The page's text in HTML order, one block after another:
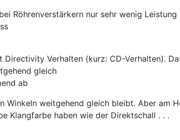
Röhrenverstärkern nur sehr wenig
Directivity Verhalten (kurz: CD-Verhalten).
gleich
ab
Winkeln weitgehend gleich bleibt. Aber am
Klangfarbe haben wie der Direktschall . . .